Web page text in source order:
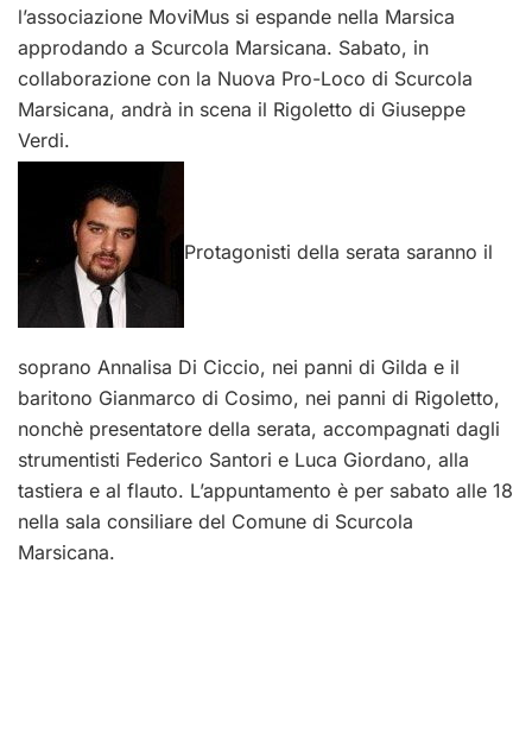
l’associazione MoviMus si espande nella Marsica
approdando a Scurcola Marsicana. Sabato, in
collaborazione con la Nuova Pro-Loco di Scurcola
Marsicana, andrà in scena il Rigoletto di Giuseppe
Verdi.
Protagonisti della serata saranno il
soprano Annalisa Di Ciccio, nei panni di Gilda e il
baritono Gianmarco di Cosimo, nei panni di Rigoletto,
nonchè presentatore della serata, accompagnati dagli
strumentisti Federico Santori e Luca Giordano, alla
tastiera e al flauto. L’appuntamento è per sabato alle 18
nella sala consiliare del Comune di Scurcola
Marsicana.